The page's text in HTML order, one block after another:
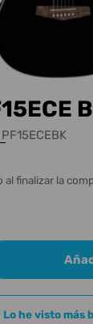
PF15ECEBK
al finalizar la
para
Lo he visto más